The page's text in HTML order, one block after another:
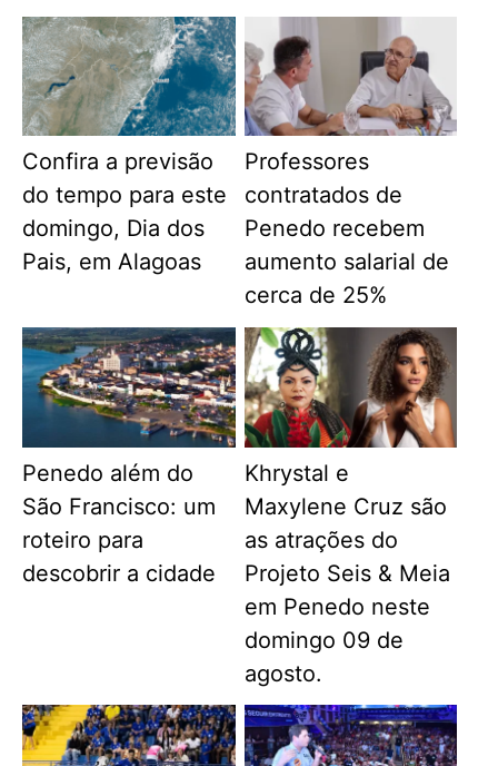
Confira a previsão
do tempo para este
domingo, Dia dos
Pais, em Alagoas
Professores
contratados de
Penedo recebem
aumento salarial de
cerca de 25%
Penedo além do
São Francisco: um
roteiro para
descobrir a cidade
Khrystal e
Maxylene Cruz são
as atrações do
Projeto Seis & Meia
em Penedo neste
domingo 09 de
agosto.